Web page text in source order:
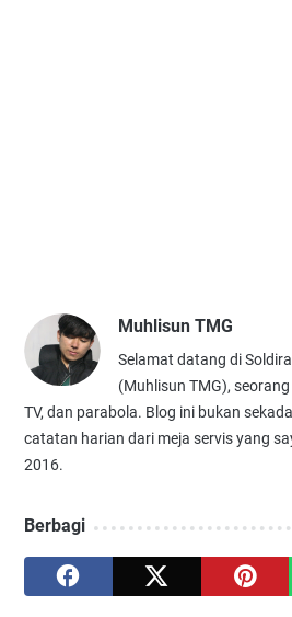
Muhlisun TMG
Selamat datang di
(Muhlisun TMG),
TV, dan parabola. Blog ini bukan
catatan harian dari meja servis yang
2016.
Berbagi